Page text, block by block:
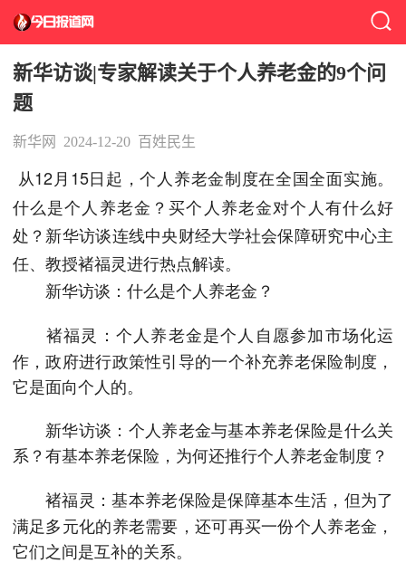
新华访谈|专家解读关于个人养老金的9个问
题
新华网 2024-12-20 百姓民生
从12月15日起，个人养老金制度在全国全面实施。
什么是个人养老金？买个人养老金对个人有什么好
处？新华访谈连线中央财经大学社会保障研究中心主
任、教授褚福灵进行热点解读。
新华访谈：什么是个人养老金？
褚福灵： 个人养老金是个人自愿参加市场化运
作，政府进行政策性引导的一个补充养老保险制度，
它是面向个人的。
新华访谈：个人养老金与基本养老保险是什么关
系？有基本养老保险，为何还推行个人养老金制度？
褚福灵：基本养老保险是保障基本生活，但为了
满足多元化的养老需要，还可再买一份个人养老金，
它们之间是互补的关系。